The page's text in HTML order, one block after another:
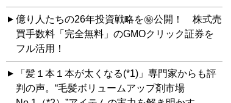
億り人たちの26年投資戦略を㊙公開！ 株式売
買手数料「完全無料」のGMOクリック証券を
フル活用！
「髪１本１本が太くなる(*1)」専門家からも評
判の声。“毛髪ボリュームアップ剤市場